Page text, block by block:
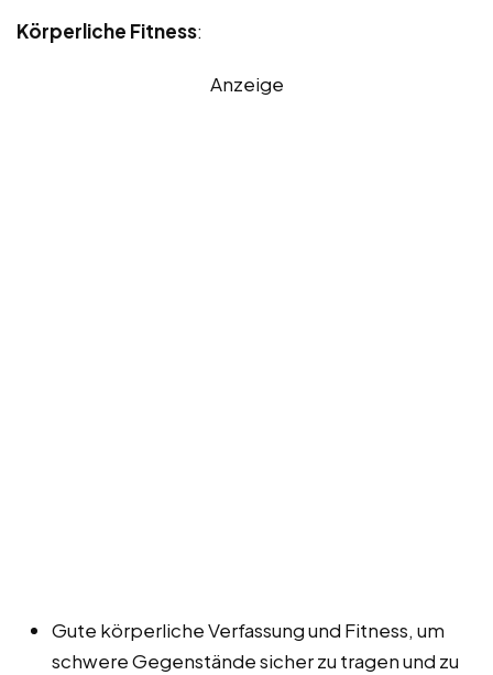
Körperliche Fitness:
Anzeige
Gute körperliche Verfassung und Fitness, um
schwere Gegenstände sicher zu tragen und zu